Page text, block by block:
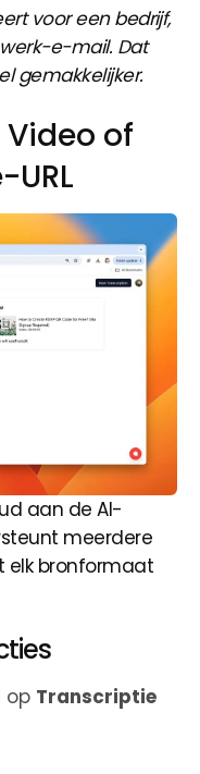
voor een bedrijf,
e-mail. Dat
gemakkelijker.
Video of
URL
aan de AI-
meerdere
elk bronformaat
op Transcriptie